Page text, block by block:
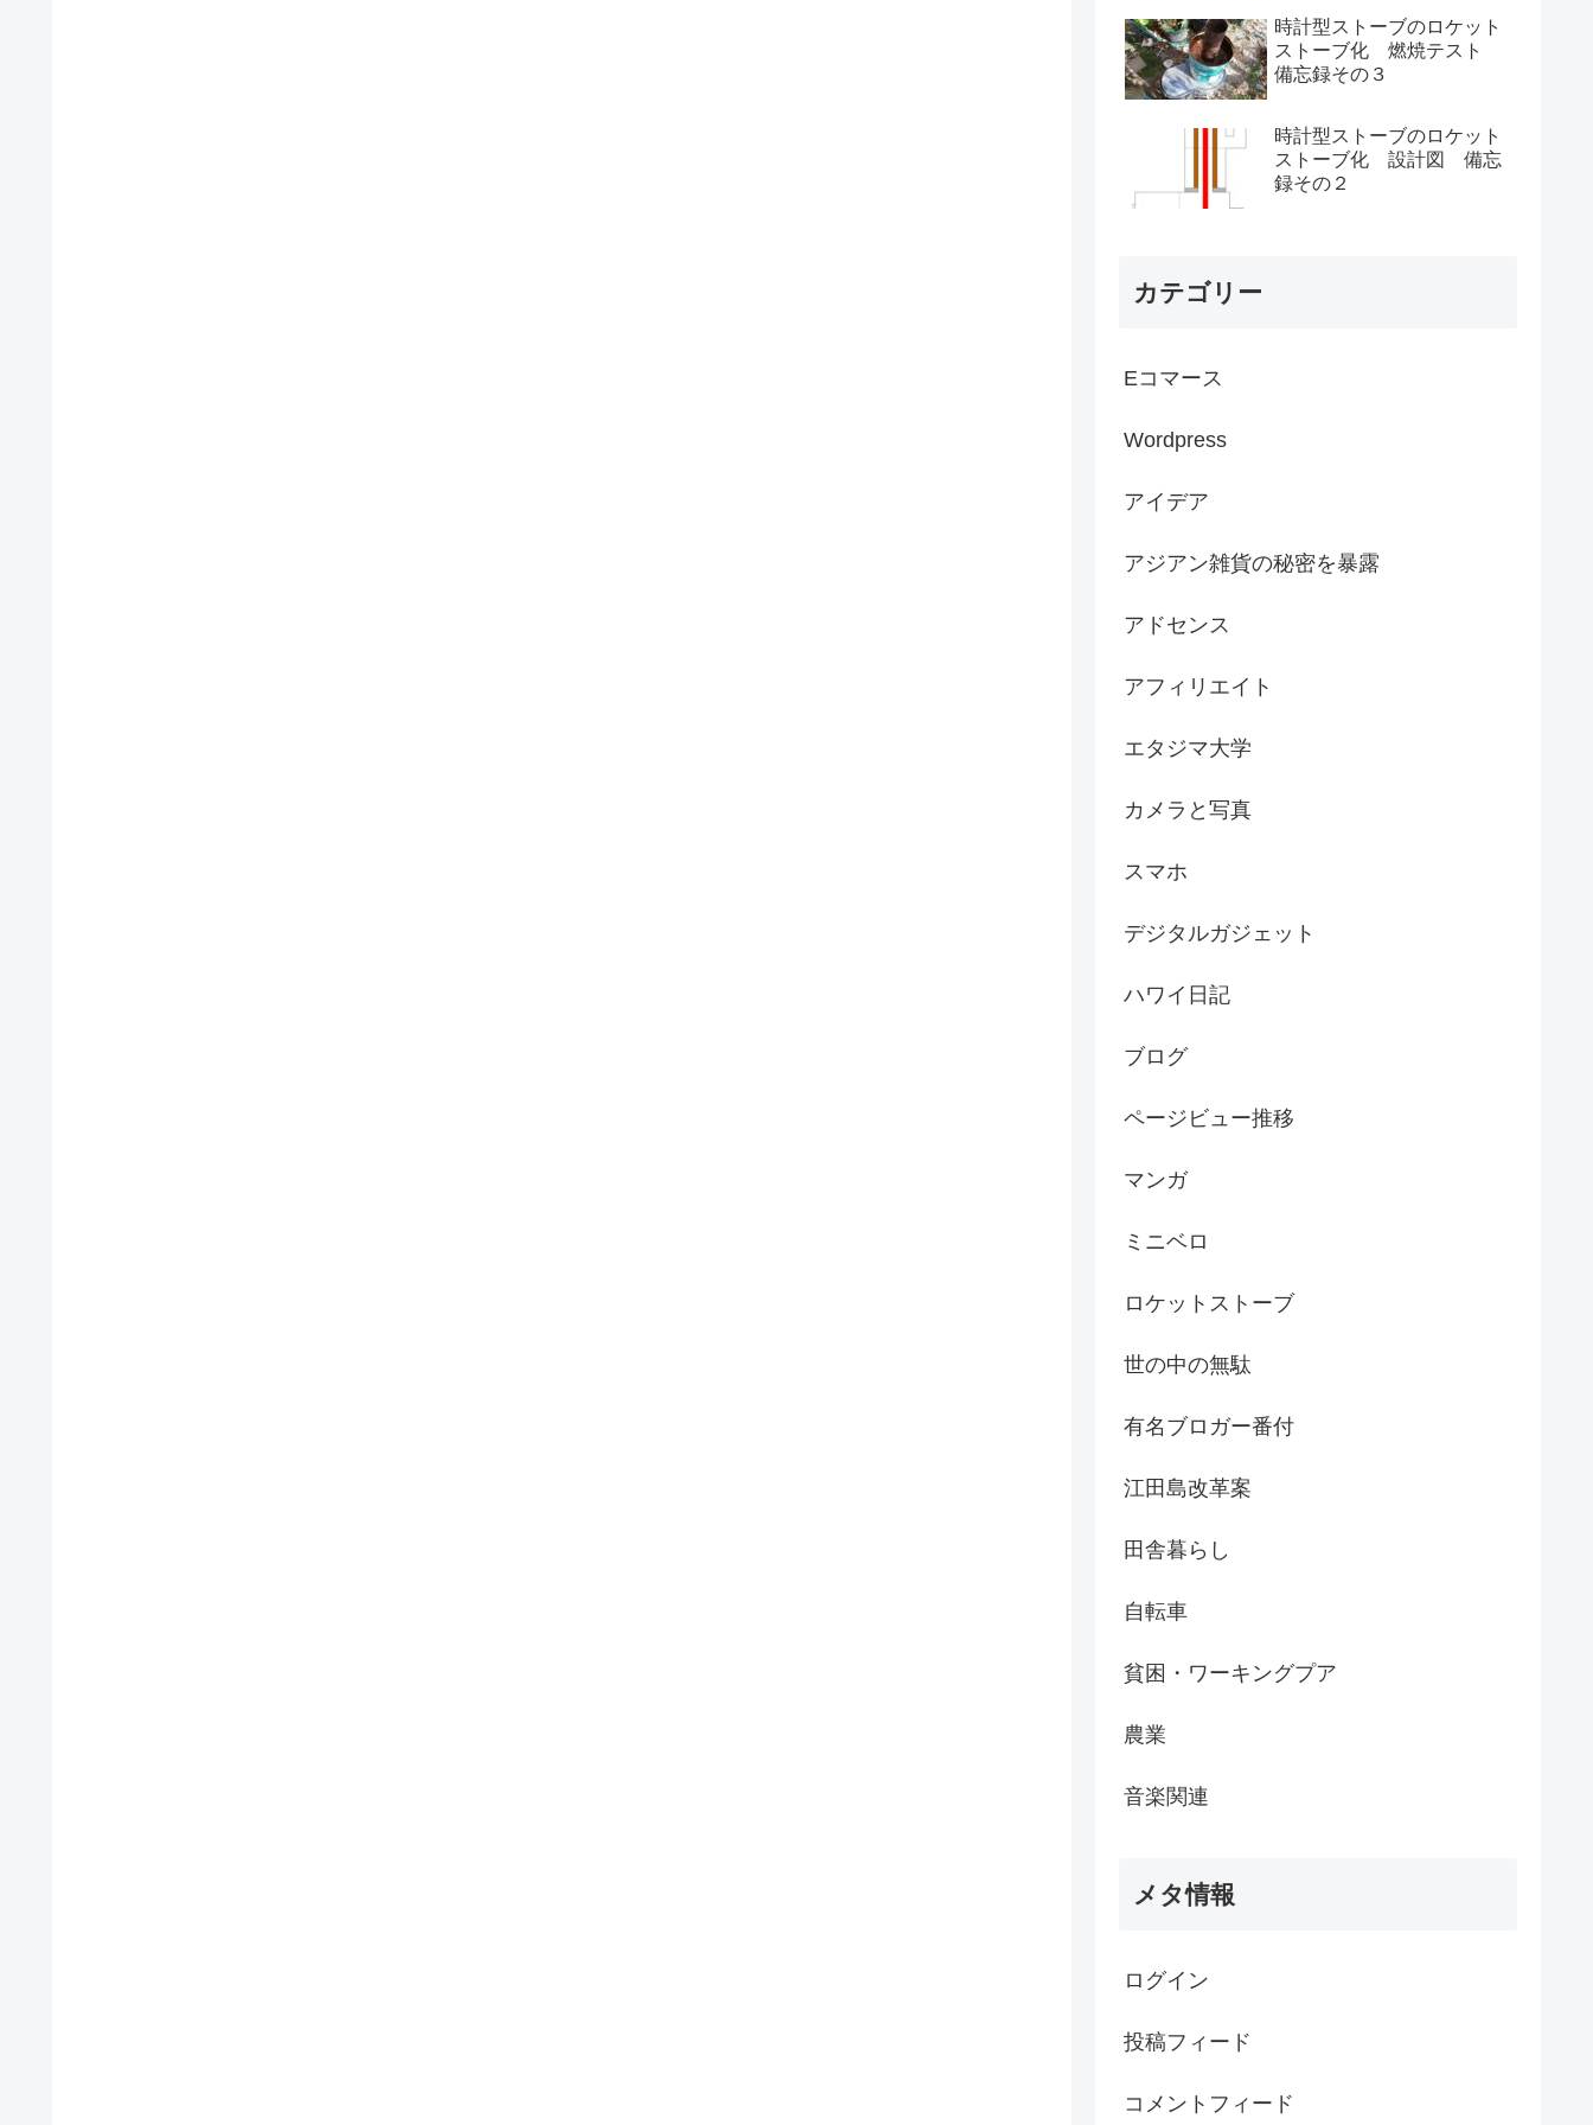
時計型ストーブのロケット
ストーブ化 燃焼テスト
備忘録その３
時計型ストーブのロケット
ストーブ化 設計図 備忘
録その２
カテゴリー
Eコマース
Wordpress
アイデア
アジアン雑貨の秘密を暴露
アドセンス
アフィリエイト
エタジマ大学
カメラと写真
スマホ
デジタルガジェット
ハワイ日記
ブログ
ページビュー推移
マンガ
ミニベロ
ロケットストーブ
世の中の無駄
有名ブロガー番付
江田島改革案
田舎暮らし
自転車
貧困・ワーキングプア
農業
音楽関連
メタ情報
ログイン
投稿フィード
コメントフィード